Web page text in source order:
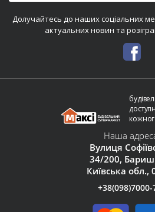
Долучайтесь до наших соціальних
актуальних новин та
Наша
Вулиця
34/200,
Київська обл.,
+38(098)7000-